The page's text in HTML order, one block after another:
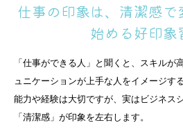
仕事の印象は、清潔感で
始める好印象
「仕事ができる人」と聞くと、スキルが
ュニケーションが上手な人をイメージす
能力や経験は大切ですが、実はビジネス
「清潔感」が印象を左右します。